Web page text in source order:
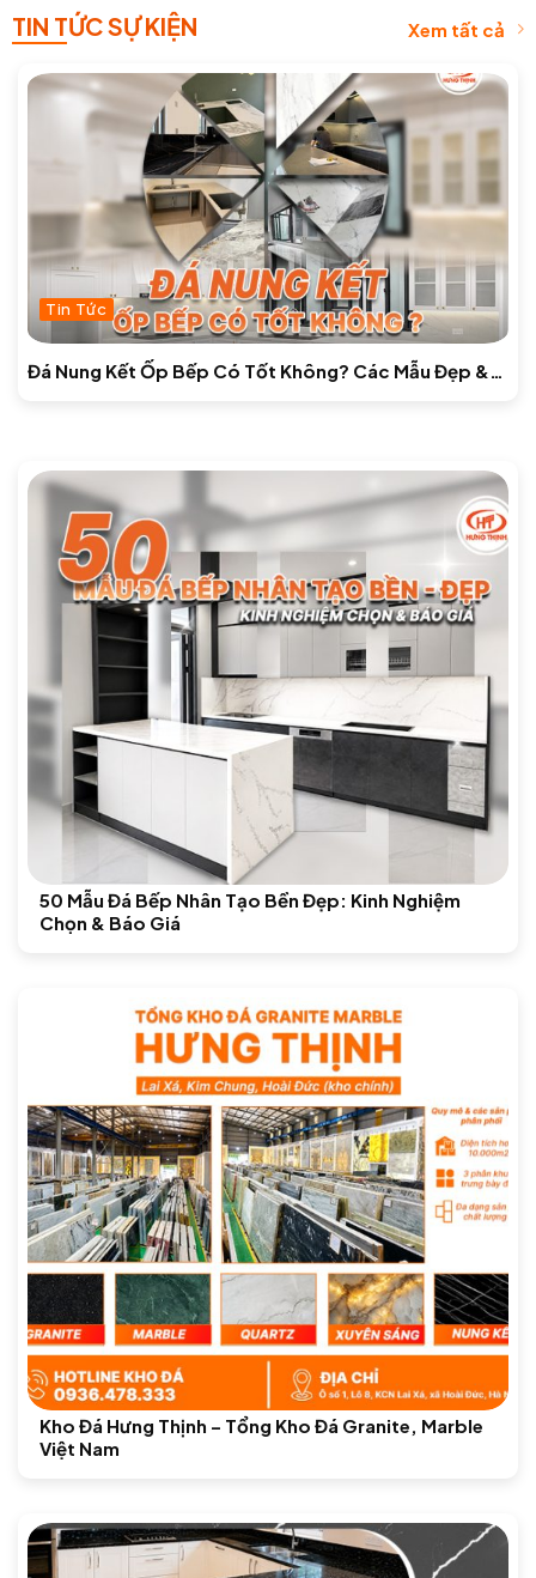
TIN TỨC SỰ KIỆN Xem tất cả
Tin Tức
Đá Nung Kết Ốp Bếp Có Tốt Không? Các Mẫu Đẹp &
50 Mẫu Đá Bếp Nhân Tạo Bền Đẹp: Kinh Nghiệm
Chọn & Báo Giá
Kho Đá Hưng Thịnh – Tổng Kho Đá Granite, Marble
Việt Nam